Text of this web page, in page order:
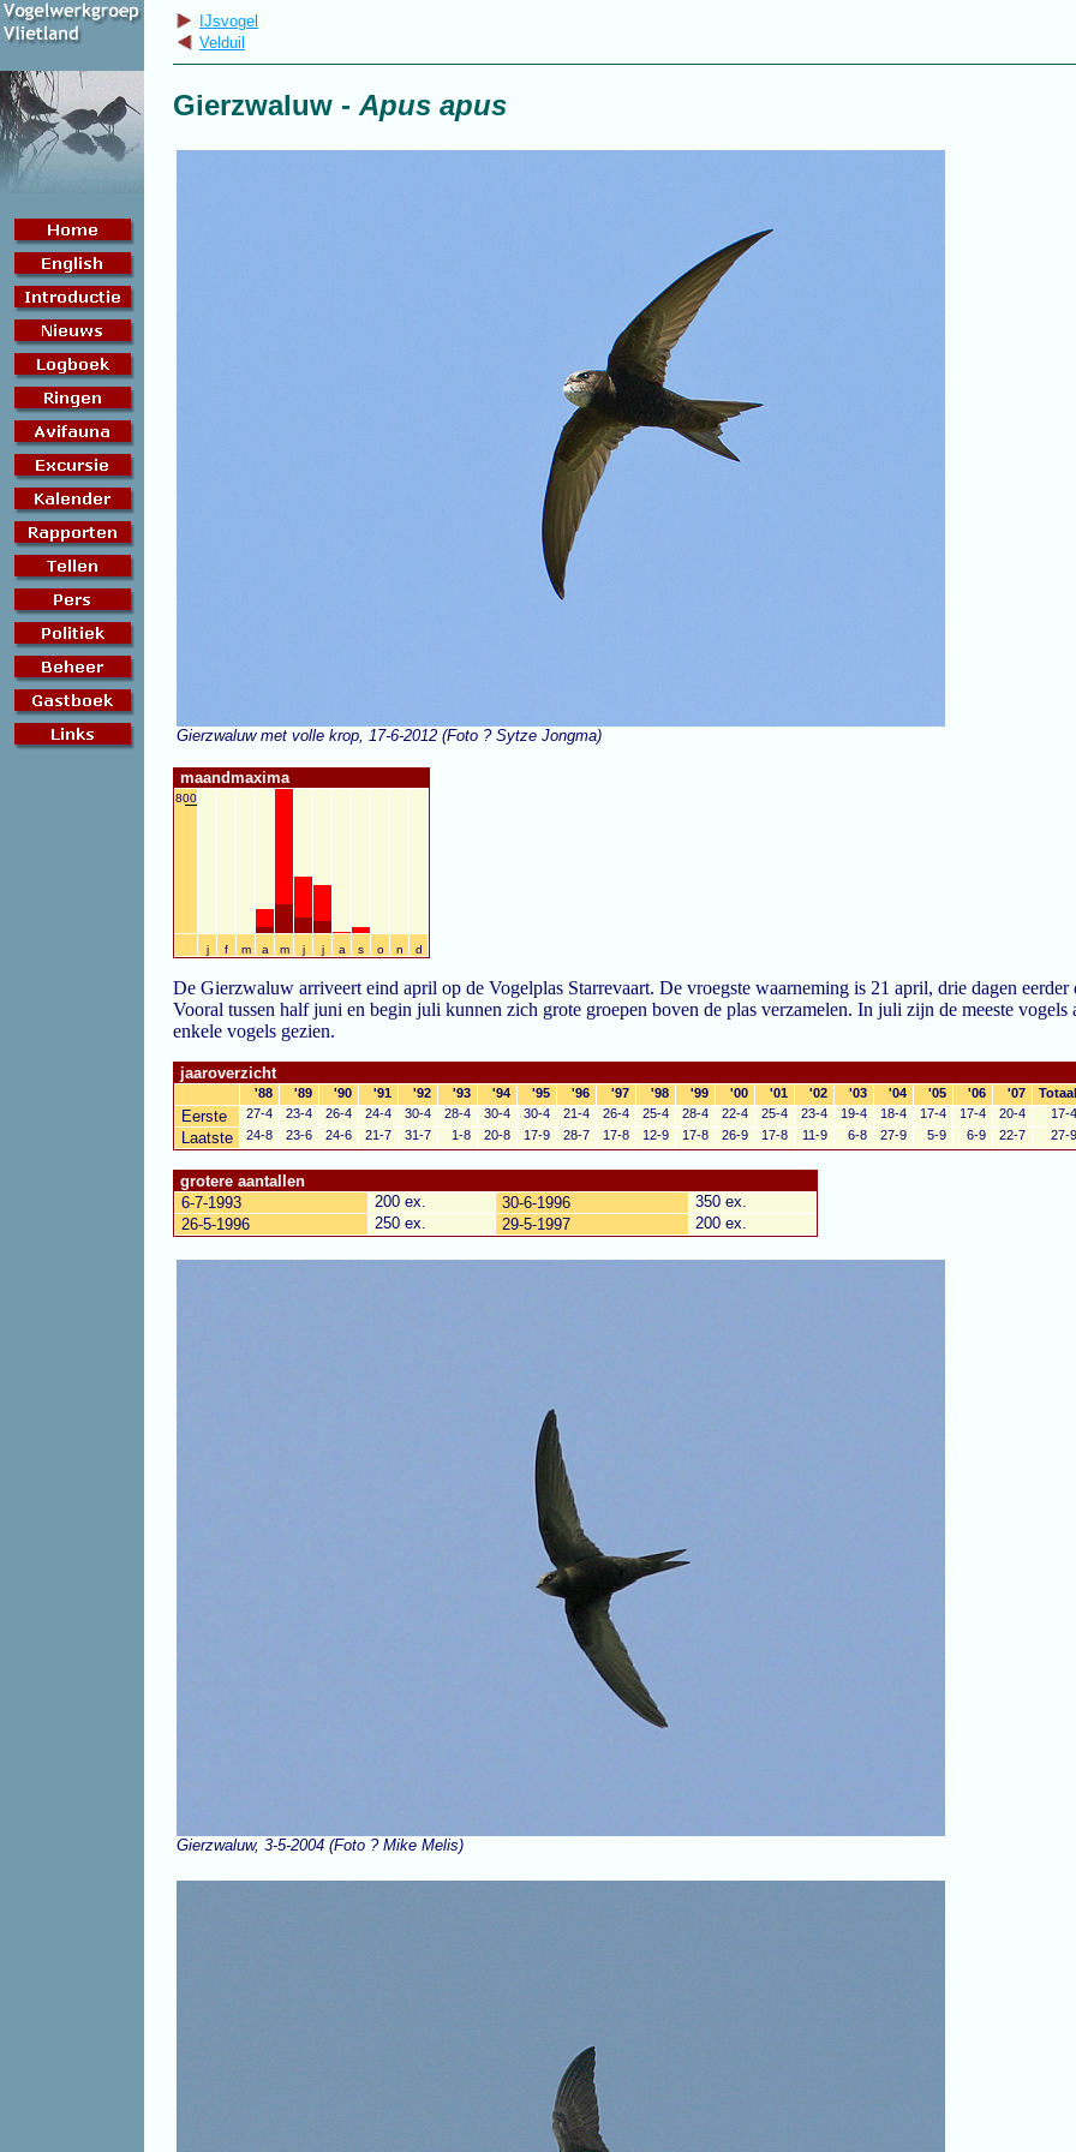
IJsvogel
Velduil
Gierzwaluw - Apus apus
Gierzwaluw met volle krop, 17-6-2012 (Foto ? Sytze Jongma)
maandmaxima
800
j f m a m j j a s o n d
De Gierzwaluw arriveert eind april op de Vogelplas Starrevaart. De vroegste waarneming is 21 april, drie dagen
Vooral tussen half juni en begin juli kunnen zich grote groepen boven de plas verzamelen. In juli zijn de meeste
enkele vogels gezien.
jaaroverzicht
'88 '89 '90 '91 '92 '93 '94 '95 '96 '97 '98 '99 '00 '01 '02 '03 '04 '05 '06 '07 Totaal
Eerste 27-4 23-4 26-4 24-4 30-4 28-4 30-4 30-4 21-4 26-4 25-4 28-4 22-4 25-4 23-4 19-4 18-4 17-4 17-4 20-4 17-4
Laatste 24-8 23-6 24-6 21-7 31-7 1-8 20-8 17-9 28-7 17-8 12-9 17-8 26-9 17-8 11-9 6-8 27-9 5-9 6-9 22-7 27-9
grotere aantallen
6-7-1993
200 ex. 30-6-1996
350 ex.
26-5-1996
250 ex. 29-5-1997 200 ex.
Gierzwaluw, 3-5-2004 (Foto ? Mike Melis)